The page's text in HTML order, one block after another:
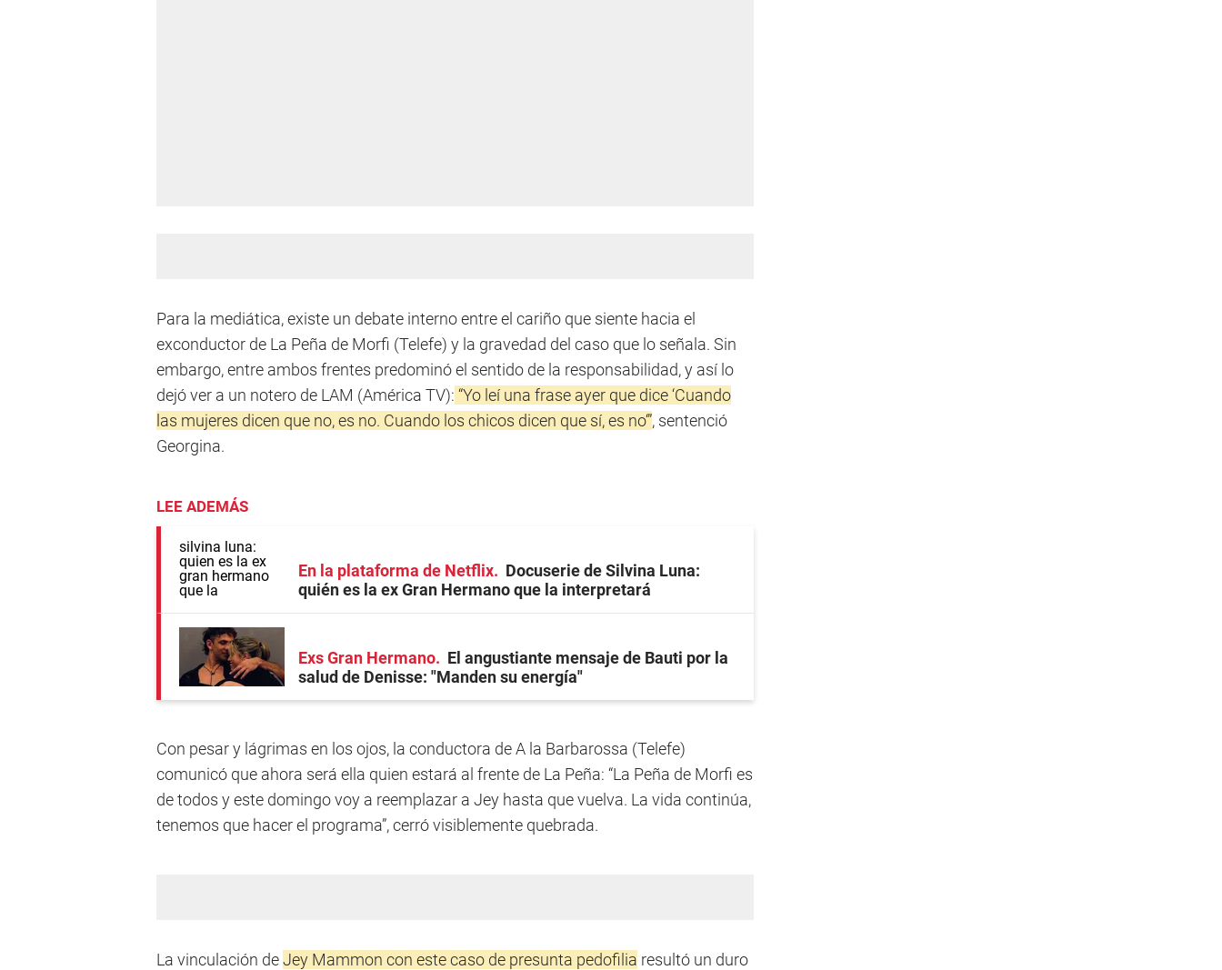
Para la mediática, existe un debate interno entre el cariño que siente hacia el
exconductor de La Peña de Morfi (Telefe) y la gravedad del caso que lo señala. Sin
embargo, entre ambos frentes predominó el sentido de la responsabilidad, y así lo
dejó ver a un notero de LAM (América TV): “Yo leí una frase ayer que dice ‘Cuando
las mujeres dicen que no, es no. Cuando los chicos dicen que sí, es no‘”, sentenció
Georgina.
LEE ADEMÁS
En la plataforma de Netflix
Docuserie de Silvina Luna:
quién es la ex Gran Hermano que la interpretará
Exs Gran Hermano
El angustiante mensaje de Bauti por la
salud de Denisse: "Manden su energía"
Con pesar y lágrimas en los ojos, la conductora de A la Barbarossa (Telefe)
comunicó que ahora será ella quien estará al frente de La Peña: “La Peña de Morfi es
de todos y este domingo voy a reemplazar a Jey hasta que vuelva. La vida continúa,
tenemos que hacer el programa”, cerró visiblemente quebrada.
La vinculación deJey Mammon con este caso de presunta pedofilia resultó un duro